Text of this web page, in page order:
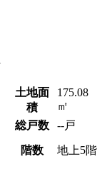
土地面
積
175.08
㎡
総戸数
--戸
階数 地上5階